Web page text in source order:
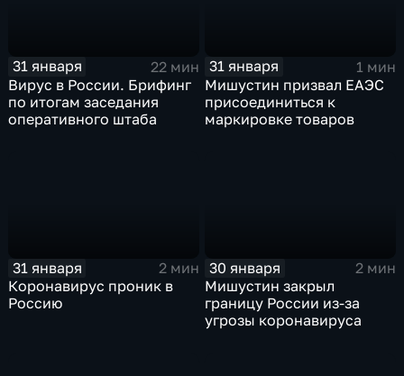
31 января
22 мин
Вирус в России. Брифинг
по итогам заседания
оперативного штаба
31 января
1 мин
Мишустин призвал ЕАЭС
присоединиться к
маркировке товаров
31 января
2 мин
Коронавирус проник в
Россию
30 января
2 мин
Мишустин закрыл
границу России из-за
угрозы коронавируса